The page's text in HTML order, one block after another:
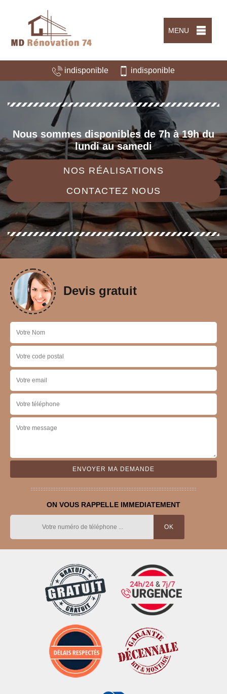
MENU
indisponible indisponible
Nous sommes disponibles de 7h à 19h du
lundi au samedi
NOS RÉALISATIONS
CONTACTEZ NOUS
Devis gratuit
ON VOUS RAPPELLE IMMEDIATEMENT